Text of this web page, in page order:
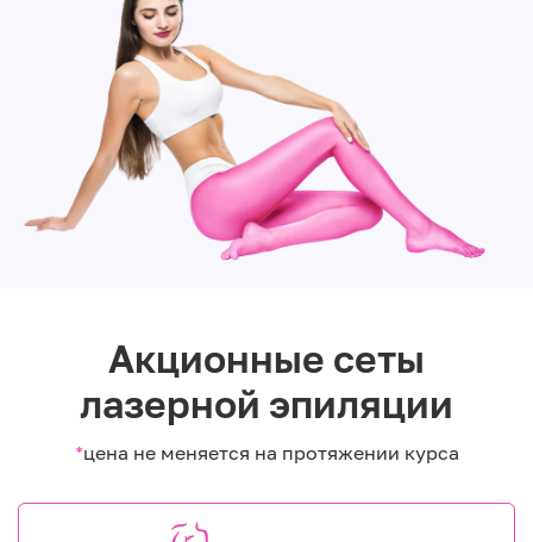
Акционные сеты
лазерной эпиляции
*цена не меняется на протяжении курса